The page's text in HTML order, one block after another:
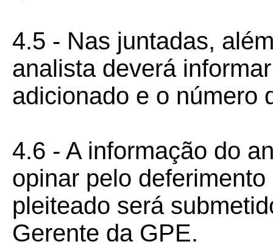
4.5 - Nas juntadas,
analista deverá
adicionado e o número
4.6 - A informação do
opinar pelo
pleiteado será
Gerente da GPE.